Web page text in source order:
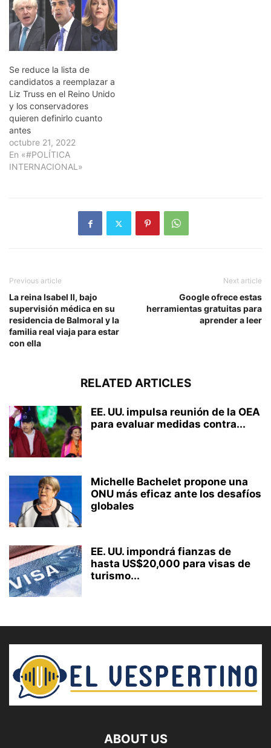
Se reduce la lista de
candidatos a reemplazar a
Liz Truss en el Reino Unido
y los conservadores
quieren definirlo cuanto
antes
octubre 21, 2022
En «#POLÍTICA
INTERNACIONAL»
Previous article
La reina Isabel II, bajo
supervisión médica en su
residencia de Balmoral y la
familia real viaja para estar
con ella
Next article
Google ofrece estas
herramientas gratuitas para
aprender a leer
RELATED ARTICLES
EE. UU. impulsa reunión de la OEA
para evaluar medidas contra...
Michelle Bachelet propone una
ONU más eficaz ante los desafíos
globales
EE. UU. impondrá fianzas de
hasta US$20,000 para visas de
turismo...
ABOUT US